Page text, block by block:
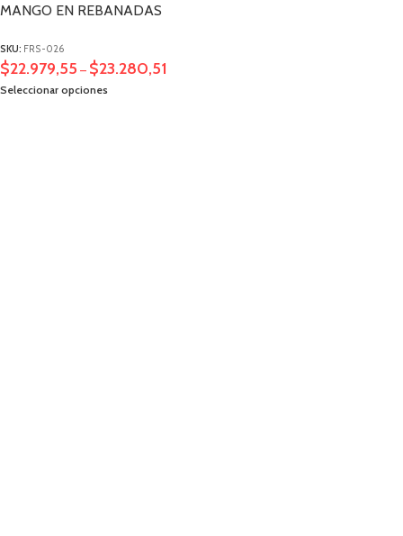
MANGO EN REBANADAS
SKU: FRS-026
$22.979,55 – $23.280,51
Seleccionar opciones